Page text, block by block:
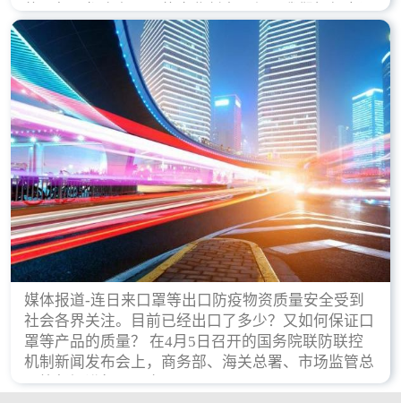
的，每天都会有不同的企业创立，但是我们如何去证
实一个企业的合法，有质量保证了？这就是ISO9001
认证体现价值的时候，那么键锋小编就来细说下企业
做ISO9001认证的根本原因。
媒体报道-连日来口罩等出口防疫物资质量安全受到
社会各界关注。目前已经出口了多少？又如何保证口
罩等产品的质量？ 在4月5日召开的国务院联防联控
机制新闻发布会上，商务部、海关总署、市场监管总
局等部门进行了回应。